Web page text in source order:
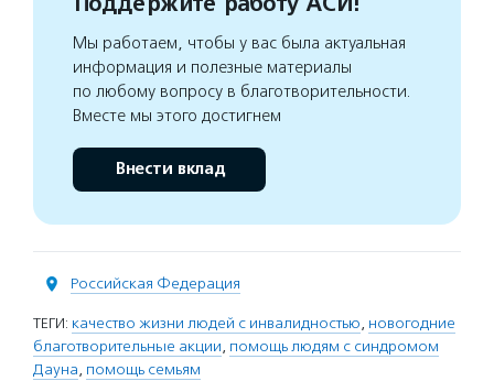
Мы работаем, чтобы у вас была актуальная
информация и полезные материалы
по любому вопросу в благотворительности.
Вместе мы этого достигнем
Внести вклад
Российская Федерация
ТЕГИ: качество жизни людей с инвалидностью, новогодние
благотворительные акции, помощь людям с синдромом
Дауна, помощь семьям